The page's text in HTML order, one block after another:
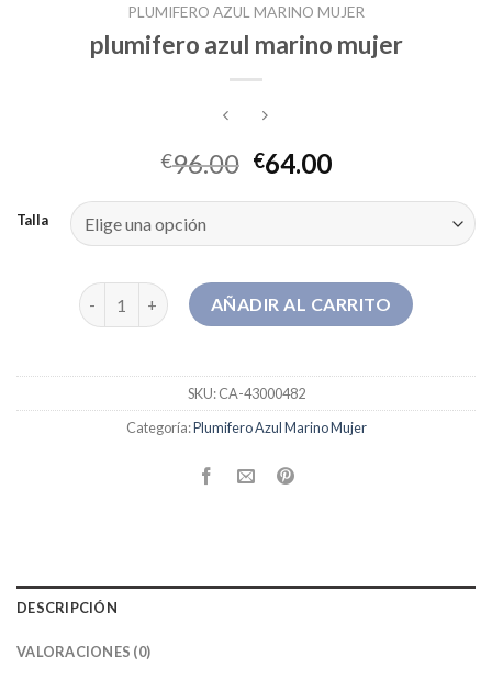
PLUMIFERO AZUL MARINO MUJER
plumifero azul marino mujer
€96.00 €64.00
Talla
plumifero azul marino mujer cantidad
AÑADIR AL CARRITO
SKU:CA-43000482
Categoría:Plumifero Azul Marino Mujer
DESCRIPCIÓN
VALORACIONES (0)